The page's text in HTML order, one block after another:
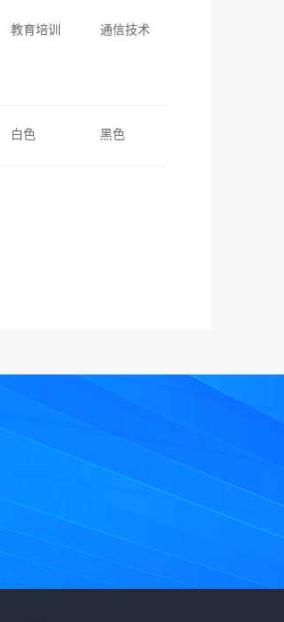
教育培训 通信技术
白色 黑色